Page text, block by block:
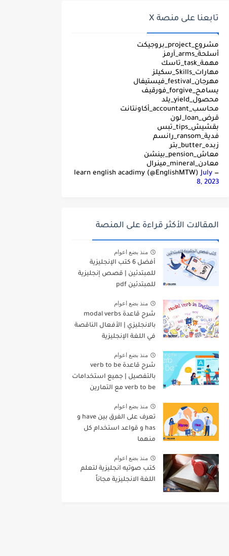
تابعنا على منصة X
مشروع_project_بروجيكت
أسلحة_arms_آرمز
مهمة_task_تاسك
مهارات_Skills_سكيلز
مهرجان_festival_فيستيفال
يسامح_forgive_فورقيف
محصول_yield_يلد
محاسب_accountant_أكاونتانت
قرض_loan_لون
بقشيش_tips_تبس
فدية_ransom_رانسم
زبده_butter_بتر
معاش_pension_بينشن
معادن_mineral_مينرال
— learn english acadimy (@EnglishMTW)
July
8, 2023
المقالات الأكثر قراءة على المنصة
منذ بضع اعوام
أفضل 6 كتب الإنجليزية
للمبتدئين | قصص إنجليزية
للمبتدئين pdf
منذ بضع اعوام
شرح قاعدة modal verbs
بالانجليزي | الأفعال الناقصة
في اللغة الإنجليزية
منذ بضع اعوام
شرح قاعدة verb to be
بالتفصيل | جميع استخدامات
verb to be مع التمارين
منذ بضع اعوام
تعرف على الفرق بين have و
has و قواعد استخدام كل
منهما
منذ بضع اعوام
كتب صوتيه انجليزية لتعلم
اللغة الانجليزية مجاناً